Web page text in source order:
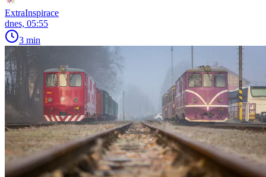
ExtraInspirace
dnes, 05:55
3 min